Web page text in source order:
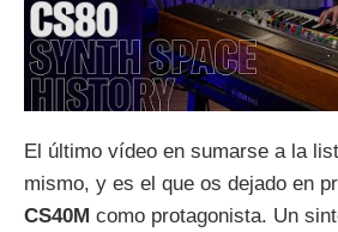
El último vídeo en sumarse a la
mismo, y es el que os dejado en
CS40M como protagonista. Un